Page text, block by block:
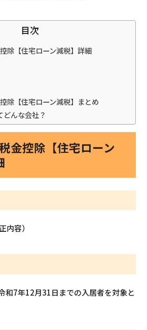
目次
除【住宅ローン減税】詳細
除【住宅ローン減税】まとめ
どんな会社？
金控除【住宅ローン
内容）
和7年12月31日までの入居者を対象と